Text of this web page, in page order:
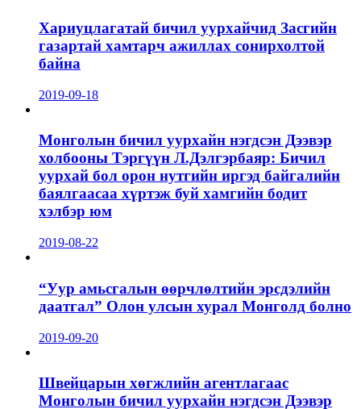
Хариуцлагатай бичил уурхайчид Засгийн
газартай хамтарч ажиллах сонирхолтой
байна
2019-09-18
Монголын бичил уурхайн нэгдсэн Дээвэр
холбооны Тэргүүн Л.Дэлгэрбаяр: Бичил
уурхай бол орон нутгийн иргэд байгалийн
баялгаасаа хүртэж буй хамгийн бодит
хэлбэр юм
2019-08-22
“Уур амьсгалын өөрчлөлтийн эрсдэлийн
даатгал” Олон улсын хурал Монголд болно
2019-09-20
Швейцарын хөгжлийн агентлагаас
Монголын бичил уурхайн нэгдсэн Дээвэр